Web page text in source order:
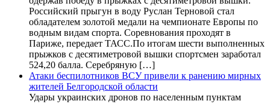
Российский прыгун в воду Руслан Терновой стал
обладателем золотой медали на чемпионате Европы по
водным видам спорта. Соревнования проходят в
Париже, передает ТАСС.По итогам шести выполненных
прыжков с десятиметровой вышки спортсмен заработал
524,20 балла. Серебряную […]
Атаки беспилотников ВСУ привели к ранению мирных
жителей Белгородской области
Удары украинских дронов по населенным пунктам